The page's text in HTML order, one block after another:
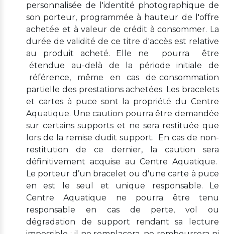
personnalisée de l'identité photographique de
son porteur, programmée à hauteur de l'offre
achetée et à valeur de crédit à consommer. La
durée de validité de ce titre d'accès est relative
au produit acheté. Elle ne pourra être
étendue au-delà de la période initiale de
référence, même en cas de consommation
partielle des prestations achetées. Les bracelets
et cartes à puce sont la propriété du Centre
Aquatique. Une caution pourra être demandée
sur certains supports et ne sera restituée que
lors de la remise dudit support. En cas de non-
restitution de ce dernier, la caution sera
définitivement acquise au Centre Aquatique.
Le porteur d’un bracelet ou d'une carte à puce
en est le seul et unique responsable. Le
Centre Aquatique ne pourra être tenu
responsable en cas de perte, vol ou
dégradation de support rendant sa lecture